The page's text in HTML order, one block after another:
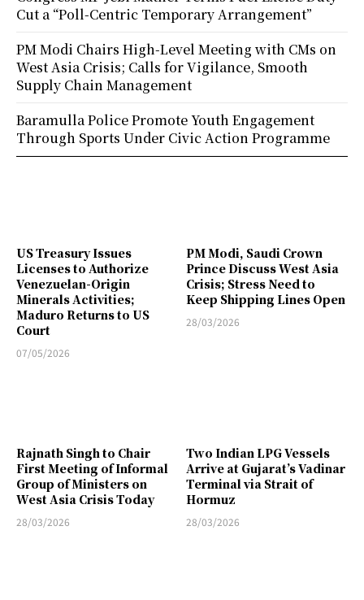
US Treasury Issues
Licenses to Authorize
Venezuelan-Origin
Minerals Activities;
Maduro Returns to US
Court
07/05/2026
PM Modi, Saudi Crown
Prince Discuss West Asia
Crisis; Stress Need to
Keep Shipping Lines Open
28/03/2026
Rajnath Singh to Chair
First Meeting of Informal
Group of Ministers on
West Asia Crisis Today
28/03/2026
Two Indian LPG Vessels
Arrive at Gujarat’s Vadinar
Terminal via Strait of
Hormuz
28/03/2026
Cut a “Poll-Centric Temporary Arrangement”
PM Modi Chairs High-Level Meeting with CMs on
West Asia Crisis; Calls for Vigilance, Smooth
Supply Chain Management
Baramulla Police Promote Youth Engagement
Through Sports Under Civic Action Programme